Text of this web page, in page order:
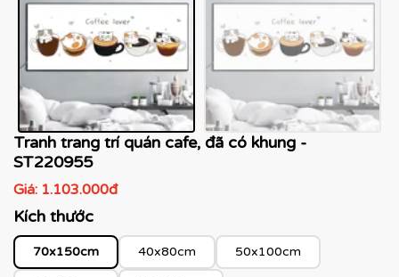
Tranh trang trí quán cafe, đã có khung -
ST220955
Giá: 1.103.000đ
Kích thước
70x150cm 40x80cm 50x100cm